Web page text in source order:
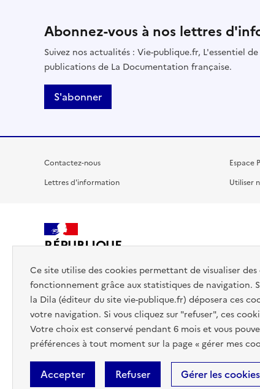
Ce site utilise des cookies permettant de visualiser
fonctionnement grâce aux statistiques de navigation.
la Dila (éditeur du site vie-publique.fr) déposera ces
votre navigation. Si vous cliquez sur "refuser", ces
Votre choix est conservé pendant 6 mois et vous
préférences à tout moment sur la page « gérer mes
Accepter Refuser Gérer les cookies
Abonnez-vous à nos lettres
Suivez nos actualités : Vie-publique.fr, L'essentiel
publications de La Documentation française.
S'abonner
Contactez-nous
Lettres d'information
Espace
Utiliser
RÉPUBLIQUE
Accessibilité : totalement conforme Données